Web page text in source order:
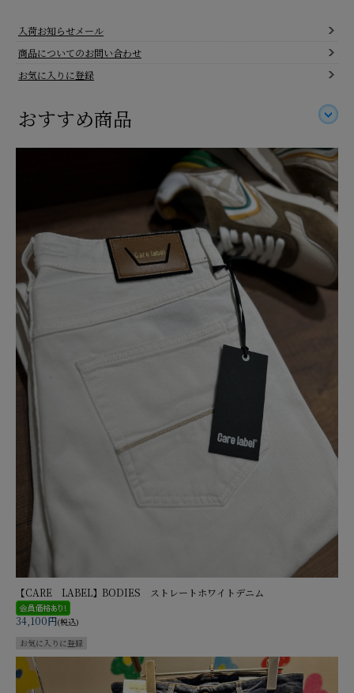
入荷お知らせメール
商品についてのお問い合わせ
お気に入りに登録
おすすめ商品
【CARE LABEL】BODIES ストレートホワイトデニム
34,100円(税込)